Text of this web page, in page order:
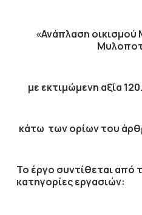
«Ανάπλαση οικισμού
με εκτιμώμενη αξία
κάτω των ορίων του
Το έργο συντίθεται από
κατηγορίες εργασιών: